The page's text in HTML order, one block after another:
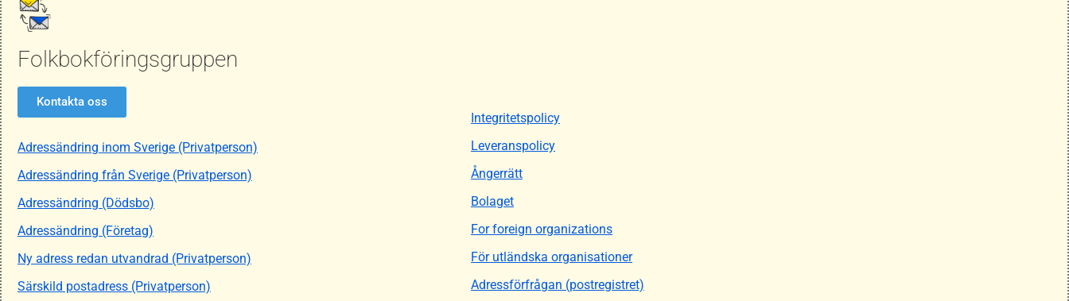
Folkbokföringsgruppen
Kontakta oss
Adressändring inom Sverige (Privatperson)
Adressändring från Sverige (Privatperson)
Adressändring (Dödsbo)
Adressändring (Företag)
Ny adress redan utvandrad (Privatperson)
Särskild postadress (Privatperson)
Integritetspolicy
Leveranspolicy
Ångerrätt
Bolaget
For foreign organizations
För utländska organisationer
Adressförfrågan (postregistret)